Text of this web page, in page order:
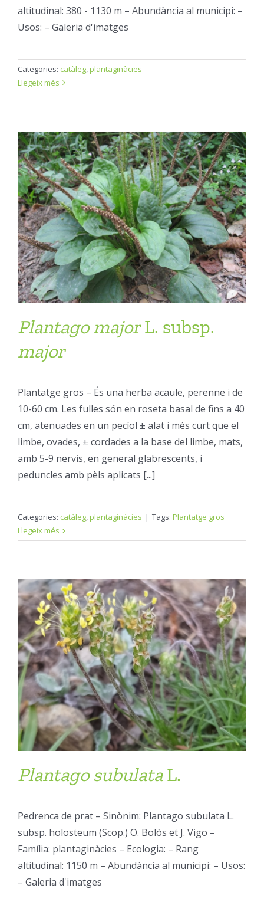
altitudinal: 380 - 1130 m – Abundància al municipi: –
Usos: – Galeria d'imatges
Categories: catàleg,plantaginàcies
Llegeix més
Plantago majorL. subsp.
major
Plantatge gros – És una herba acaule, perenne i de
10-60 cm. Les fulles són en roseta basal de fins a 40
cm, atenuades en un pecíol ± alat i més curt que el
limbe, ovades, ± cordades a la base del limbe, mats,
amb 5-9 nervis, en general glabrescents, i
peduncles amb pèls aplicats [...]
Categories: catàleg,plantaginàcies | Tags: Plantatge gros
Llegeix més
Plantago subulataL.
Pedrenca de prat – Sinònim: Plantago subulata L.
subsp. holosteum (Scop.) O. Bolòs et J. Vigo –
Família: plantaginàcies – Ecologia: – Rang
altitudinal: 1150 m – Abundància al municipi: – Usos:
– Galeria d'imatges